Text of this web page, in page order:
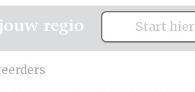
regio Start hier